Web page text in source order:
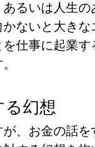
るいは人生の
ないと大き
仕事に起業
る幻想
、お金の話を